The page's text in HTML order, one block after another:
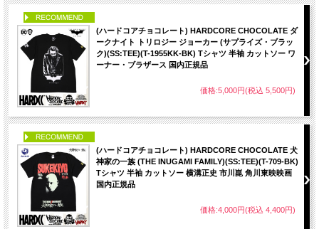
(ハードコアチョコレート) HARDCORE CHOCOLATE ダ
ークナイト トリロジー ジョーカー (サプライズ・ブラッ
ク)(SS:TEE)(T-1955KK-BK) Tシャツ 半袖 カットソー ワ
ーナー・ブラザース 国内正規品
価格:5,000円(税込 5,500円)
(ハードコアチョコレート) HARDCORE CHOCOLATE 犬
神家の一族 (THE INUGAMI FAMILY)(SS:TEE)(T-709-BK)
Tシャツ 半袖 カットソー 横溝正史 市川崑 角川東映映画
国内正規品
価格:4,000円(税込 4,400円)